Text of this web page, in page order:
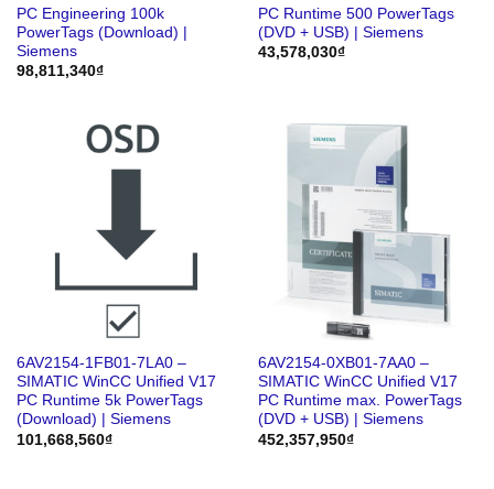
PC Engineering 100k
PowerTags (Download) |
Siemens
98,811,340₫
PC Runtime 500 PowerTags
(DVD + USB) | Siemens
43,578,030₫
6AV2154-1FB01-7LA0 –
SIMATIC WinCC Unified V17
PC Runtime 5k PowerTags
(Download) | Siemens
101,668,560₫
6AV2154-0XB01-7AA0 –
SIMATIC WinCC Unified V17
PC Runtime max. PowerTags
(DVD + USB) | Siemens
452,357,950₫